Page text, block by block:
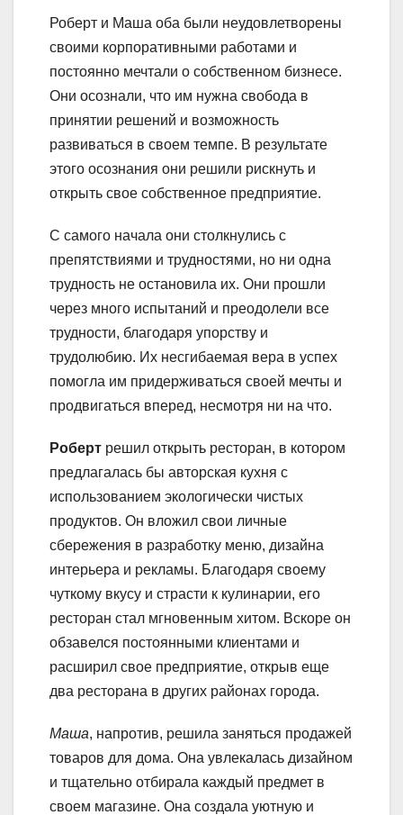
Роберт и Маша оба были неудовлетворены
своими корпоративными работами и
постоянно мечтали о собственном бизнесе.
Они осознали, что им нужна свобода в
принятии решений и возможность
развиваться в своем темпе. В результате
этого осознания они решили рискнуть и
открыть свое собственное предприятие.
С самого начала они столкнулись с
препятствиями и трудностями, но ни одна
трудность не остановила их. Они прошли
через много испытаний и преодолели все
трудности, благодаря упорству и
трудолюбию. Их несгибаемая вера в успех
помогла им придерживаться своей мечты и
продвигаться вперед, несмотря ни на что.
Роберт решил открыть ресторан, в котором
предлагалась бы авторская кухня с
использованием экологически чистых
продуктов. Он вложил свои личные
сбережения в разработку меню, дизайна
интерьера и рекламы. Благодаря своему
чуткому вкусу и страсти к кулинарии, его
ресторан стал мгновенным хитом. Вскоре он
обзавелся постоянными клиентами и
расширил свое предприятие, открыв еще
два ресторана в других районах города.
Маша, напротив, решила заняться продажей
товаров для дома. Она увлекалась дизайном
и тщательно отбирала каждый предмет в
своем магазине. Она создала уютную и